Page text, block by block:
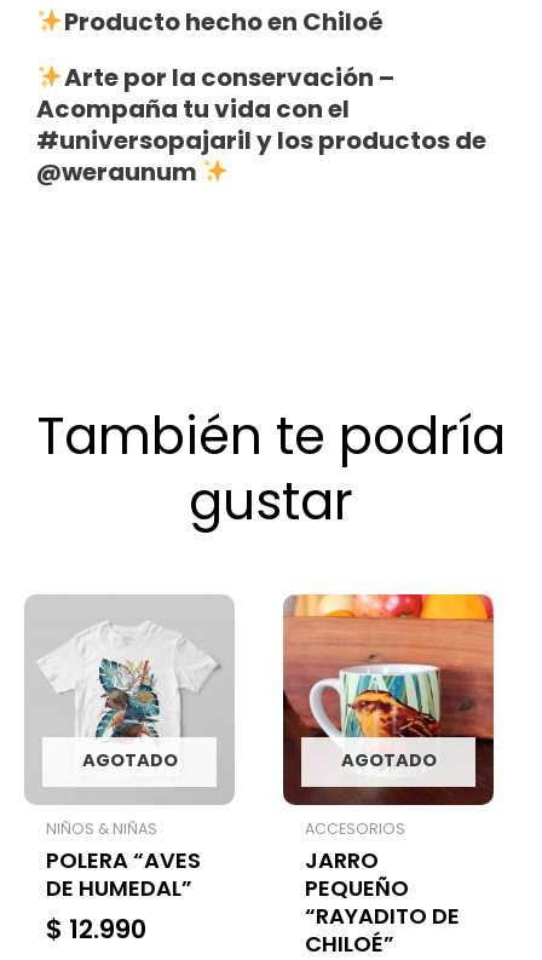
Producto hecho en Chiloé
Arte por la conservación –
Acompaña tu vida con el
#universopajarily los productos de
@weraunum
También te podría
gustar
AGOTADO
NIÑOS & NIÑAS
POLERA “AVES
DE HUMEDAL”
$ 12.990
AGOTADO
ACCESORIOS
JARRO
PEQUEÑO
“RAYADITO DE
CHILOÉ”